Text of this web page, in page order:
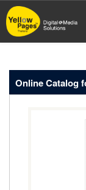
Skip
to
main
Online Catalog